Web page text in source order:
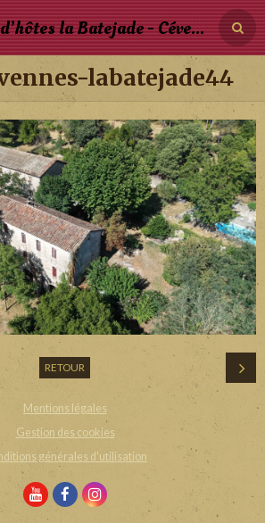
Chambres d’hôtes la Batejade - Cévennes - Occitanie
labatejade44
RETOUR
Mentions légales
Gestion des cookies
générales d'utilisation